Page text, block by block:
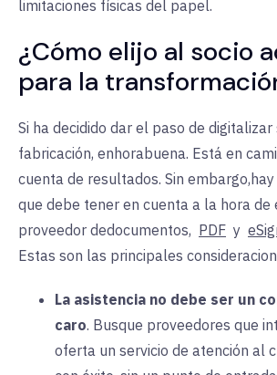
limitaciones físicas del papel.
¿Cómo elijo al socio
para la
Si ha decidido dar el paso de
fabricación, enhorabuena. Está en
cuenta de resultados. Sin embargo,
que debe tener en cuenta a la hora de
proveedor dedocumentos, PDF y
Estas son las principales
La asistencia no debe ser un
caro. Busque proveedores que
oferta un servicio de atención al